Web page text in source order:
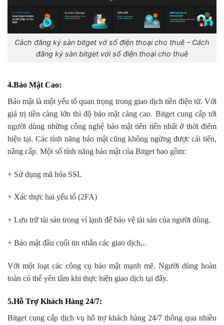
Cách đăng ký sàn bitget vớ số điện thoại cho thuê – Cách
đăng ký sàn bitget với số điện thoại cho thuê
4.Bảo Mật Cao:
Bảo mật là một yếu tố quan trọng trong giao dịch tiền điện tử. Với
giá trị tiền càng lớn thì độ bảo mật càng cao. Bitget cung cấp tới
người dùng những công nghệ bảo mật tiên tiến nhất ở thời điểm
hiện tại. Các tính năng bảo mật cũng không ngừng được cải tiến,
nâng cấp. Một số tính năng bảo mật của Bitget bao gồm:
+ Sử dụng mã hóa SSL
+ Xác thực hai yếu tố (2FA)
+ Lưu trữ tài sản trong ví lạnh để bảo vệ tài sản của người dùng.
+ Bảo mật đầu cuối tin nhắn các giao dịch,..
Với một loạt các công cụ bảo mật mạnh mẽ. Người dùng hoàn
toàn có thể yên tâm khi thực hiện giao dịch tại đây.
5.Hỗ Trợ Khách Hàng 24/7:
Bitget cung cấp dịch vụ hỗ trợ khách hàng 24/7 thông qua nhiều